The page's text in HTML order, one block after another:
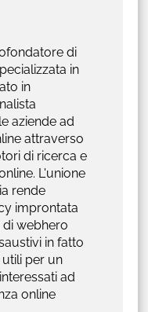
di
in
in
aziende ad
attraverso
di ricerca e
L'unione
rende
improntata
webhero
in fatto
per un
ad
online